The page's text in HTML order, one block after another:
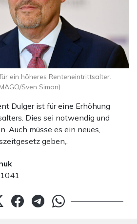
Dulger ist für eine Erhöhung
Dies sei notwendig und
Auch müsse es ein neues,
geben,.
ein höheres Renteneintrittsalter.
Sven Simon)